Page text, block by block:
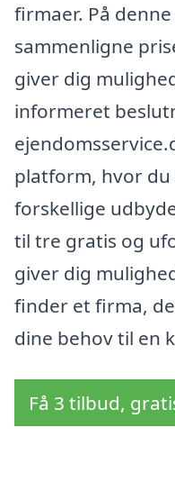
firmaer. På
sammenligne
giver dig
informeret
platform, hvor du
forskellige
til tre gratis og
giver dig
finder et firma,
dine behov til en
Få 3 tilbud,